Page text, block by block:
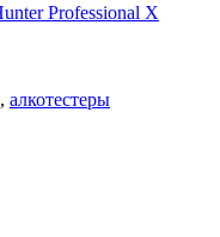
Professional X
, алкотестеры